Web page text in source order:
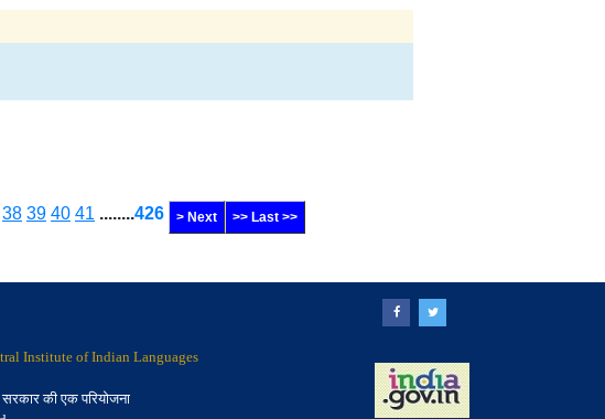
38 39 40 41 ........426 > Next >> Last >>
Institute of Indian Languages
सरकार की एक परियोजना